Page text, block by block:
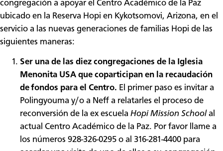
congregación a apoyar el Centro Académico de la Paz
ubicado en la Reserva Hopi en Kykotsomovi, Arizona, en el
servicio a las nuevas generaciones de familias Hopi de las
siguientes maneras:
Ser una de las diez congregaciones de la Iglesia
Menonita USA que coparticipan en la recaudación
de fondos para el Centro. El primer paso es invitar a
Polingyouma y/o a Neff a relatarles el proceso de
reconversión de la ex escuela Hopi Mission School al
actual Centro Académico de la Paz. Por favor llame a
los números 928-326-0295 o al 316-281-4400 para